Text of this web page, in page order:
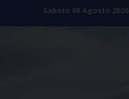
content
Sabato 08 Agosto 2026